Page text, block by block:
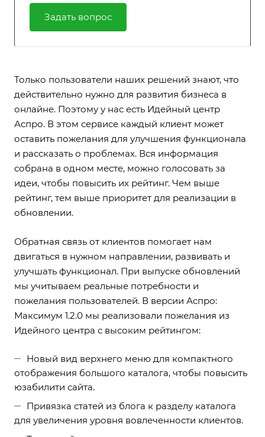
Задать вопрос
Только пользователи наших решений знают, что
действительно нужно для развития бизнеса в
онлайне. Поэтому у нас есть Идейный центр
Аспро. В этом сервисе каждый клиент может
оставить пожелания для улучшения функционала
и рассказать о проблемах. Вся информация
собрана в одном месте, можно голосовать за
идеи, чтобы повысить их рейтинг. Чем выше
рейтинг, тем выше приоритет для реализации в
обновлении.
Обратная связь от клиентов помогает нам
двигаться в нужном направлении, развивать и
улучшать функционал. При выпуске обновлений
мы учитываем реальные потребности и
пожелания пользователей. В версии Аспро:
Максимум 1.2.0 мы реализовали пожелания из
Идейного центра с высоким рейтингом:
Новый вид верхнего меню для компактного
отображения большого каталога, чтобы повысить
юзабилити сайта.
Привязка статей из блога к разделу каталога
для увеличения уровня вовлеченности клиентов.